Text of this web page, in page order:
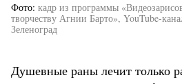
Фото кадр из программы
творчеству Агнии Барто», YouTube-
Зеленоград
Душевные раны лечит только